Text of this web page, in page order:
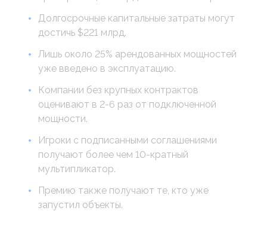
Долгосрочные капитальные затраты могут
достичь $221 млрд.
Лишь около 25% арендованных мощностей
уже введено в эксплуатацию.
Компании без крупных контрактов
оценивают в 2-6 раз от подключенной
мощности.
Игроки с подписанными соглашениями
получают более чем 10-кратный
мультипликатор.
Премию также получают те, кто уже
запустил объекты.